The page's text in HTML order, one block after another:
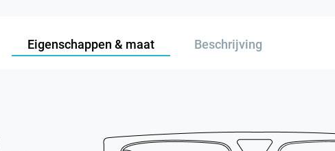
Eigenschappen & maat Beschrijving